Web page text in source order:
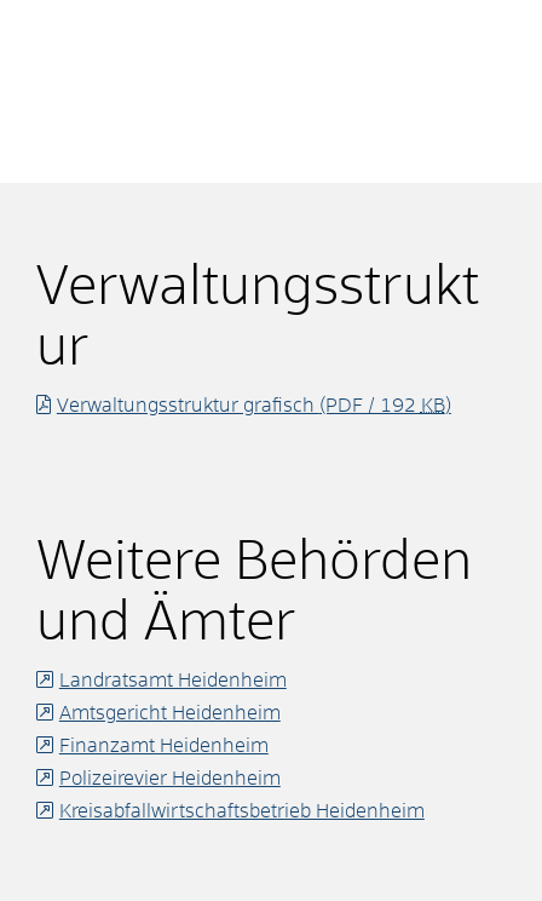
Verwaltungsstrukt
ur
Verwaltungsstruktur grafisch (PDF / 192 KB)
Weitere Behörden
und Ämter
Landratsamt Heidenheim
Amtsgericht Heidenheim
Finanzamt Heidenheim
Polizeirevier Heidenheim
Kreisabfallwirtschaftsbetrieb Heidenheim